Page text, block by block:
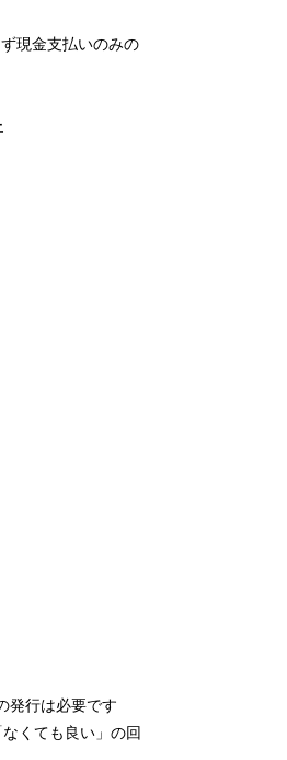
現金支払いのみの
発行は必要です
くても良い」の回